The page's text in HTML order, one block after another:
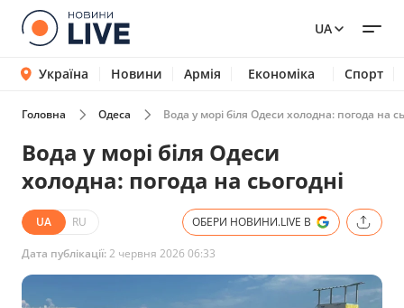
UA
Україна Новини Армія Економіка Спорт
Головна Одеса Вода у морі біля Одеси холодна: погода на
Вода у морі біля Одеси
холодна: погода на сьогодні
UA RU ОБЕРИ НОВИНИ.LIVE В
Дата публікації:2 червня 2026 06:33